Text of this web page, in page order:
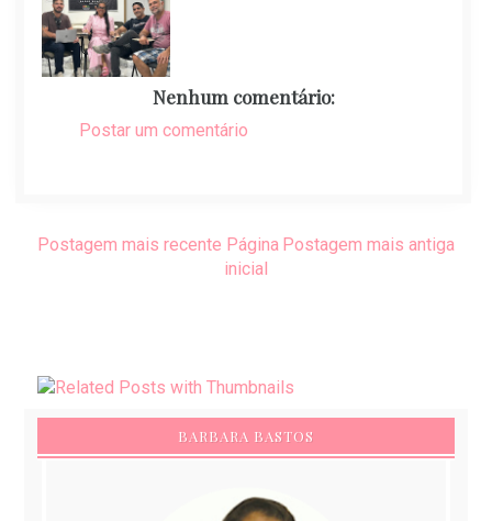
Nenhum comentário:
Postar um comentário
Postagem mais recente Postagem mais antiga
Página
inicial
BARBARA BASTOS